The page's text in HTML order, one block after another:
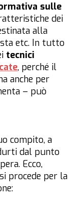
sulle
dei
alla
etc. In tutto
tecnici
, perché il
anche per
– può
compito, a
dal punto
Ecco,
procede per la